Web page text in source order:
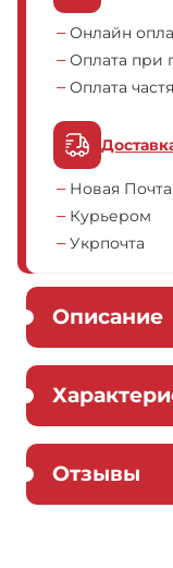
Онлайн
Оплата при
Оплата
Новая Почта
Курьером
Укрпочта
Описание
Отзывы